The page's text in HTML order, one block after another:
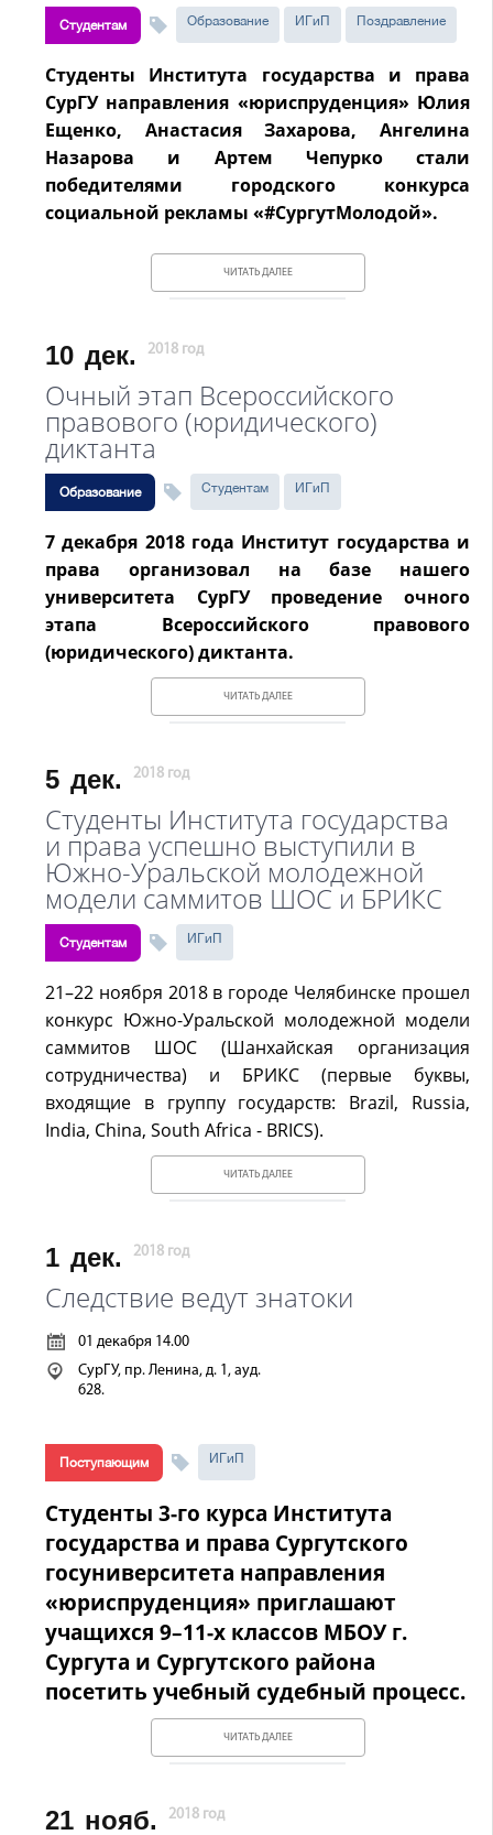
Студентам Образование ИГиП Поздравление
Студенты Института государства и права
СурГУ направления «юриспруденция» Юлия
Ещенко, Анастасия Захарова, Ангелина
Назарова и Артем Чепурко стали
победителями городского конкурса
социальной рекламы «#СургутМолодой».
ЧИТАТЬ ДАЛЕЕ
10 дек. 2018 год
Очный этап Всероссийского
правового (юридического)
диктанта
Образование Студентам ИГиП
7 декабря 2018 года Институт государства и
права организовал на базе нашего
университета СурГУ проведение очного
этапа Всероссийского правового
(юридического) диктанта.
ЧИТАТЬ ДАЛЕЕ
5 дек. 2018 год
Студенты Института государства
и права успешно выступили в
Южно-Уральской молодежной
модели саммитов ШОС и БРИКС
Студентам ИГиП
21–22 ноября 2018 в городе Челябинске прошел
конкурс Южно-Уральской молодежной модели
саммитов ШОС (Шанхайская организация
сотрудничества) и БРИКС (первые буквы,
входящие в группу государств: Brazil, Russia,
India, China, South Africa - BRICS).
ЧИТАТЬ ДАЛЕЕ
1 дек. 2018 год
Следствие ведут знатоки
01 декабря 14.00
СурГУ, пр. Ленина, д. 1, ауд.
628.
Поступающим ИГиП
Студенты 3-го курса Института
государства и права Сургутского
госуниверситета направления
«юриспруденция» приглашают
учащихся 9–11-х классов МБОУ г.
Сургута и Сургутского района
посетить учебный судебный процесс.
ЧИТАТЬ ДАЛЕЕ
21 нояб. 2018 год